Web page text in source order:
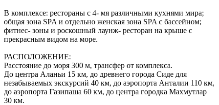
В комплексе: рестораны с 4- мя различными кухнями мира;
общая зона SPA и отдельно женская зона SPA c бассейном;
фитнес- зоны и роскошный лаунж- ресторан на крыше с
прекрасным видом на море.
РАСПОЛОЖЕНИЕ:
Расстояние до моря 300 м, трансфер от комплекса.
До центра Аланьи 15 км, до древнего города Сиде для
незабываемых экскурсий 40 км, до аэропорта Анталии 110 км,
до аэропорта Газипаша 60 км, до центра городка Махмутлар
30 км.